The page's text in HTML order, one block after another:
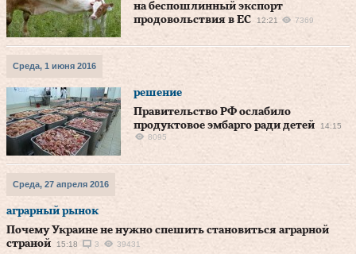
на беспошлинный экспорт
продовольствия в ЕС
12:21 7369
Среда, 1 июня 2016
решение
Правительство РФ ослабило
продуктовое эмбарго ради детей
14:15
8095
Среда, 27 апреля 2016
аграрный рынок
Почему Украине не нужно спешить становиться аграрной
страной
15:18 3 39431